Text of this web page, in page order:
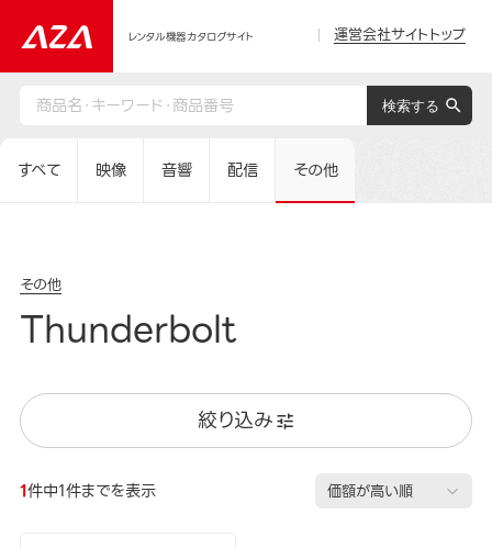
レンタル機器カタログサイト 運営会社サイトトップ
すべて 映像 音響 配信 その他
その他
Thunderbolt
絞り込み
1件中1件までを表示